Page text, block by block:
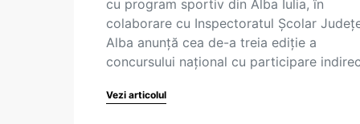
cu program sportiv din Alba Iulia, în
colaborare cu Inspectoratul Școlar
Alba anunță cea de-a treia ediție a
concursului național cu participare
Vezi articolul